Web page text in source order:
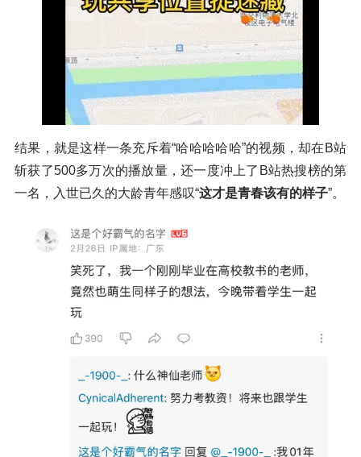
结果，就是这样一条充斥着“哈哈哈哈哈”的视频，却在B站
斩获了500多万次的播放量，还一度冲上了B站热搜榜的第
一名，入世已久的大龄青年感叹“这才是青春该有的样子”。